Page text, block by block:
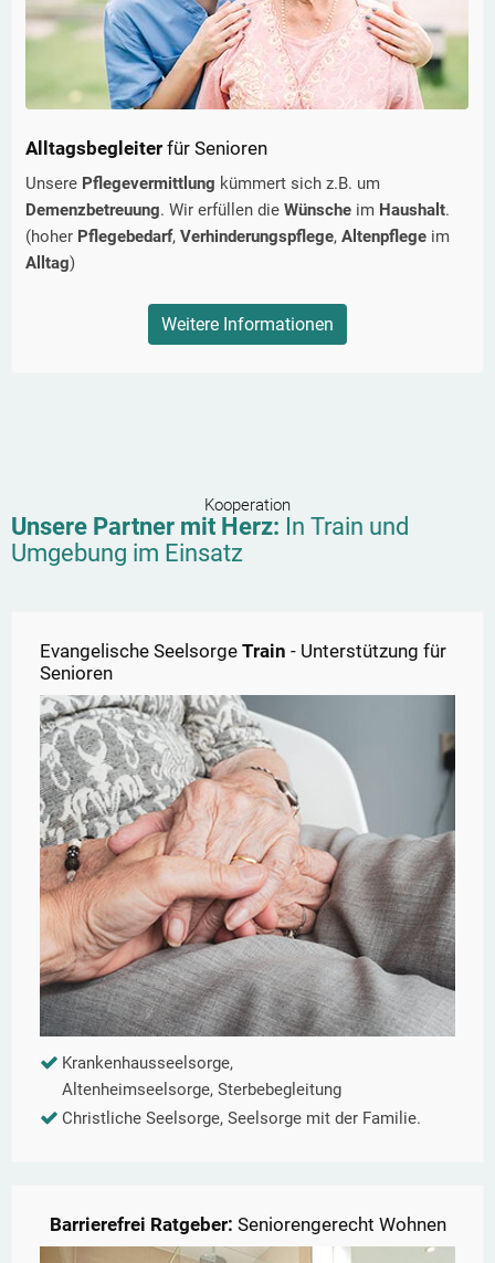
Alltagsbegleiter für Senioren
Unsere Pflegevermittlung kümmert sich z.B. um
Demenzbetreuung. Wir erfüllen die Wünsche im Haushalt.
(hoher Pflegebedarf, Verhinderungspflege, Altenpflege im
Alltag)
Weitere Informationen
Kooperation
Unsere Partner mit Herz: In Train und
Umgebung im Einsatz
Evangelische Seelsorge Train - Unterstützung für
Senioren
Krankenhausseelsorge,
Altenheimseelsorge, Sterbebegleitung
Christliche Seelsorge, Seelsorge mit der Familie.
Barrierefrei Ratgeber: Seniorengerecht Wohnen